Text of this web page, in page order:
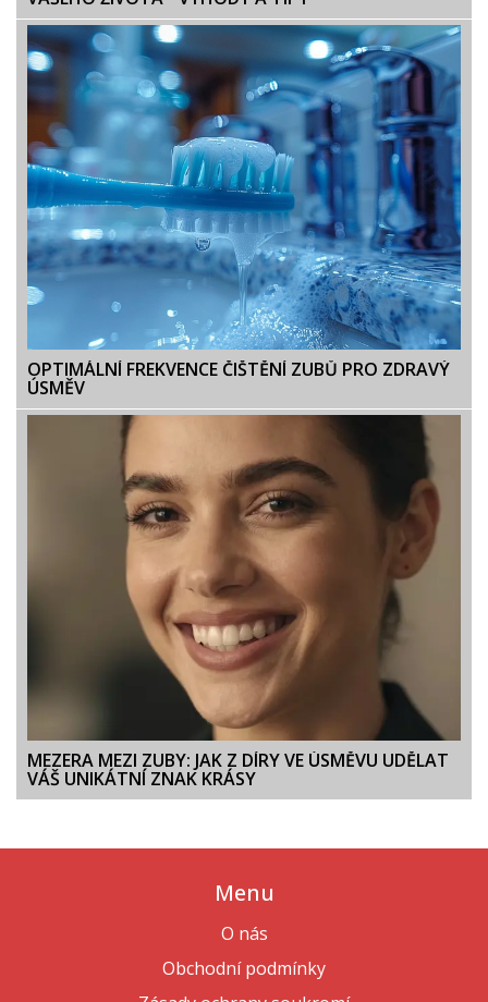
OPTIMÁLNÍ FREKVENCE ČIŠTĚNÍ ZUBŮ PRO ZDRAVÝ
ÚSMĚV
MEZERA MEZI ZUBY: JAK Z DÍRY VE ÚSMĚVU UDĚLAT
VÁŠ UNIKÁTNÍ ZNAK KRÁSY
Menu
O nás
Obchodní podmínky